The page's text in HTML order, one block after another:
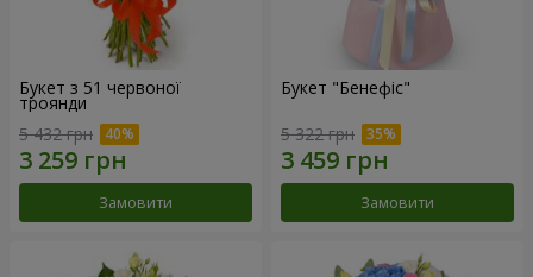
Букет з 51 червоної
троянди
5 432 грн
Замовити
Букет "Бенефіс"
5 322 грн
Замовити